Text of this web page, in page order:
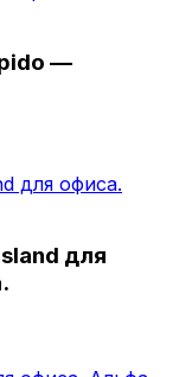
—
для